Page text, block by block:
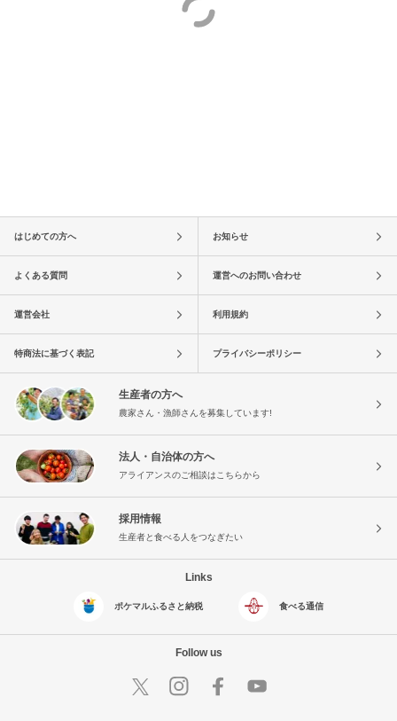
はじめての方へ お知らせ
よくある質問 運営へのお問い合わせ
運営会社 利用規約
特商法に基づく表記 プライバシーポリシー
生産者の方へ
農家さん・漁師さんを募集しています!
法人・自治体の方へ
アライアンスのご相談はこちらから
採用情報
生産者と食べる人をつなぎたい
Links
ポケマルふるさと納税 食べる通信
Follow us